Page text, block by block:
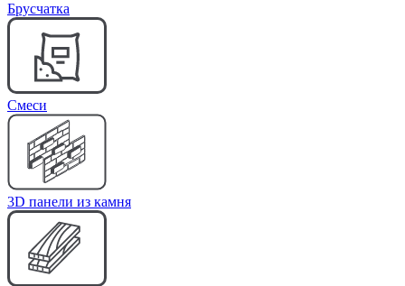
Брусчатка
Cмеси
3D панели из камня